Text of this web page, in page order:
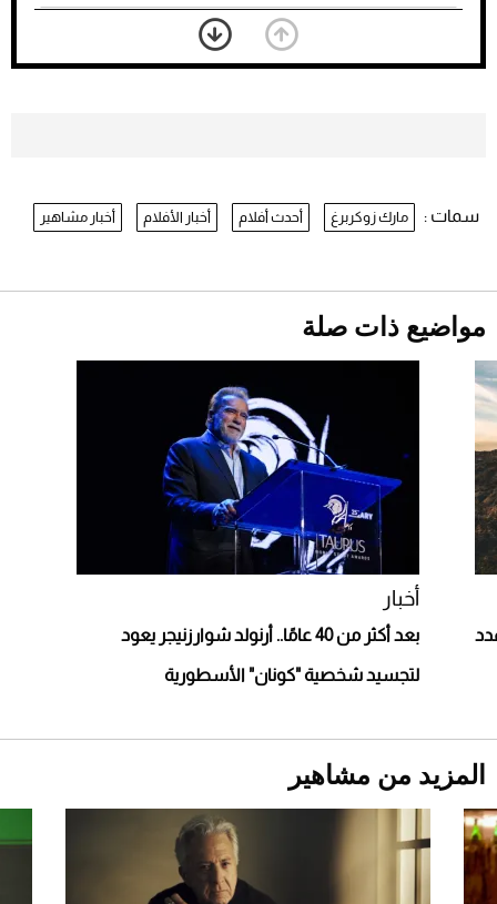
أغلى 10 عطور في العالم للرجال تمنحك فخامة
استثنائية
بعد 7 أشهر من تعرضه لحادث مروع.. جوشوا
يفوز على برينغا بـ"الضربة القاضية" (فيديو)
2026-07-26
Comeback" في جدة (فيديو)
2026-07-25
"بوجاتي ميسترال" الاستثنائية للبيع في مزاد
مونتيري
2026-07-23
سمات : مارك زوكربرغ أحدث أفلام أخبار الأفلام أخبار مشاهير
مواضيع ذات صلة
أخبار
بعد أكثر من 40 عامًا.. أرنولد شوارزنيجر يعود
لتجسيد شخصية "كونان" الأسطورية
المزيد من مشاهير